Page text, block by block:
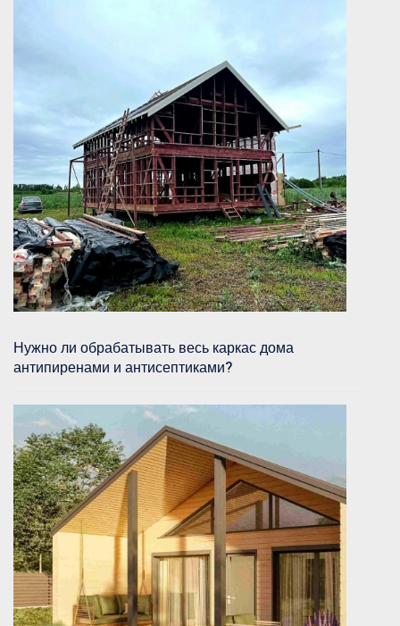
Нужно ли обрабатывать весь каркас дома
антипиренами и антисептиками?